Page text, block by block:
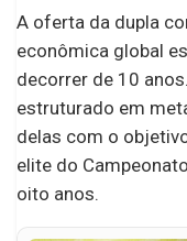
A oferta da dupla
econômica global
decorrer de 10
estruturado em
delas com o
elite do
oito anos.